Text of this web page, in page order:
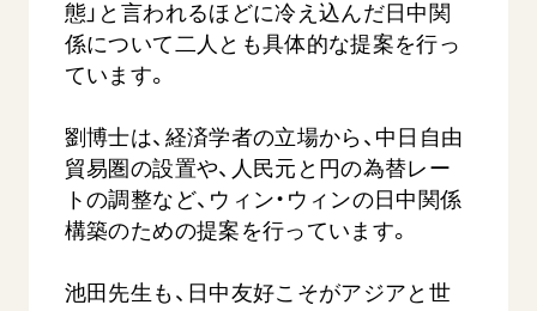
態」と言われるほどに冷え込んだ日中関
係について二人とも具体的な提案を行っ
ています。
劉博士は、経済学者の立場から、中日自由
貿易圏の設置や、人民元と円の為替レー
トの調整など、ウィン・ウィンの日中関係
構築のための提案を行っています。
池田先生も、日中友好こそがアジアと世